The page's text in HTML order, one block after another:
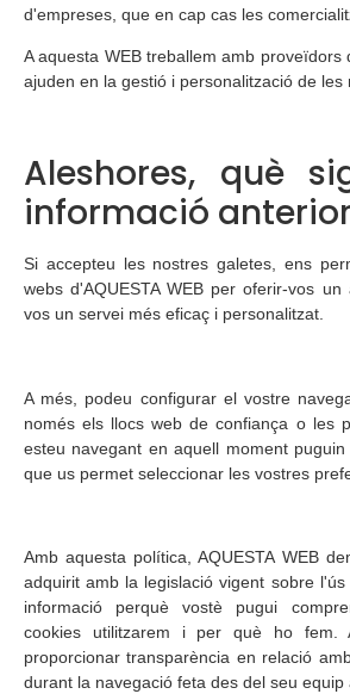
d'empreses, que en cap cas les
A aquesta WEB treballem amb proveïdors
ajuden en la gestió i personalització de les
Aleshores, què
informació
Si accepteu les nostres galetes, ens
webs d'AQUESTA WEB per oferir-vos
vos un servei més eficaç i personalitzat.
A més, podeu configurar el vostre
només els llocs web de confiança o les
esteu navegant en aquell moment
que us permet seleccionar les vostres
Amb aquesta política, AQUESTA WEB
adquirit amb la legislació vigent sobre
informació perquè vostè pugui
cookies utilitzarem i per què ho fem.
proporcionar transparència en relació
durant la navegació feta des del seu equip